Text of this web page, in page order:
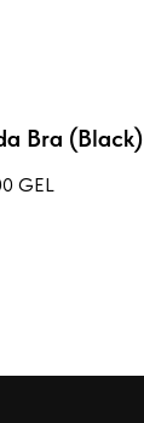
Bra (Black)
GEL